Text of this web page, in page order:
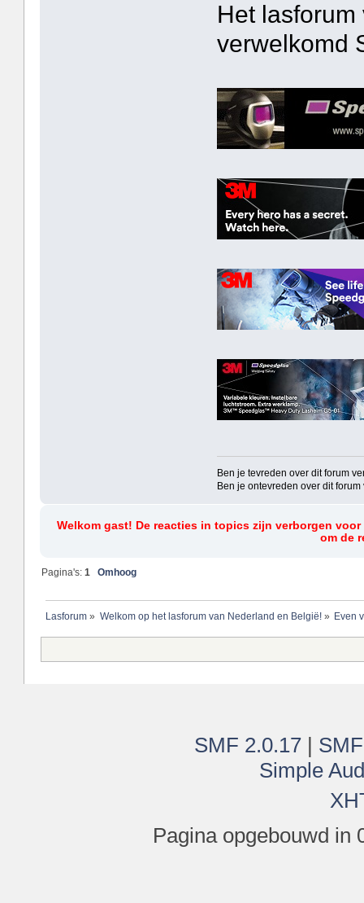
Het
verwelkomd
Ben je tevreden over dit forum
Ben je ontevreden over dit forum
Welkom gast! De reacties in topics zijn verborgen
om de
Pagina's:1 Omhoog
Lasforum» Welkom op het lasforum van Nederland en België!» Even
SMF 2.0.17 |
Simple
Pagina opgebouwd in